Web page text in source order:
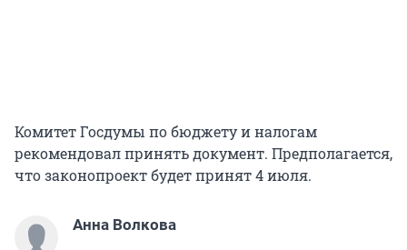
Комитет Госдумы по бюджету и налогам
рекомендовал принять документ. Предполагается,
что законопроект будет принят 4 июля.
Анна Волкова